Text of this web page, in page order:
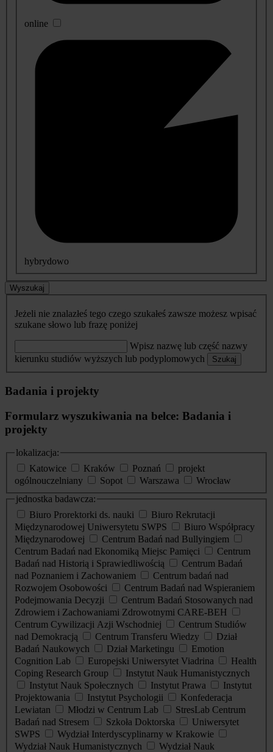
online
hybrydowo
Wyszukaj
Jeżeli nie znalazłeś tego czego szukałeś zawsze możesz wpisać
szukane słowo lub frazę poniżej
Wpisz nazwę lub część nazwy
kierunku studiów wyższych lub podyplomowych
Szukaj
Badania i projekty
Formularz wyszukiwania na belce: Badania i
projekty
lokalizacja:
Katowice
Kraków Poznań
projekt
ogólnouczelniany
Sopot Warszawa
Wrocław
jednostka badawcza:
Biuro Prorektorki ds. nauki
Biuro Rekrutacji
Międzynarodowej Uniwersytetu SWPS
Biuro Współpracy
Międzynarodowej
Centrum Badań nad Bullyingiem
Centrum Badań nad Ekonomiką Miejsc Pamięci
Centrum
Badań nad Historią i Sprawiedliwością
Centrum Badań
nad Poznaniem i Zachowaniem
Centrum badań nad
Rozwojem Osobowości
Centrum Badań nad Wspieraniem
Podejmowania Decyzji
Centrum Badań Stosowanych nad
Zdrowiem i Zachowaniami Zdrowotnymi CARE-BEH
Centrum Cywilizacji Azji Wschodniej
Centrum Studiów
nad Demokracją
Centrum Transferu Wiedzy
Dział
Badań Naukowych
Dział Marketingu
Emotion
Cognition Lab
Europejski Uniwersytet Viadrina
Health
Coping Research Group
Instytut Nauk Humanistycznych
Instytut Nauk Społecznych
Instytut Prawa
Instytut
Projektowania
Instytut Psychologii
Konfederacja
Lewiatan
Młodzi w Centrum Lab
StresLab Centrum
Badań nad Stresem
Szkoła Doktorska
Uniwersytet
SWPS
Wydział Interdyscyplinarny w Krakowie
Wydział Nauk Humanistycznych
Wydział Nauk